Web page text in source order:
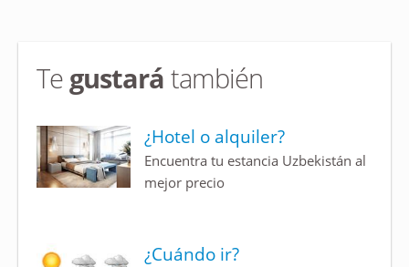
Te gustará también
¿Hotel o alquiler?
Encuentra tu estancia Uzbekistán al
mejor precio
¿Cuándo ir?